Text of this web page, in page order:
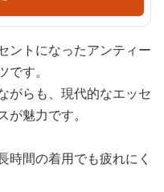
ントになったアンティー
す。
がらも、現代的なエッセ
魅力です。
時間の着用でも疲れにく